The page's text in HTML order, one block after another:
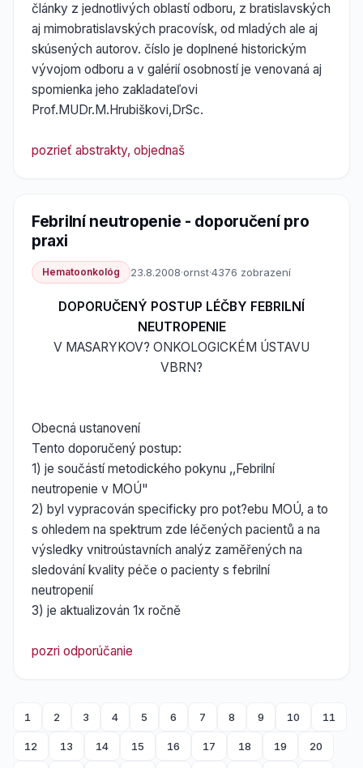
články z jednotlivých oblastí odboru, z bratislavských
aj mimobratislavských pracovísk, od mladých ale aj
skúsených autorov. číslo je doplnené historickým
vývojom odboru a v galérií osobností je venovaná aj
spomienka jeho zakladateľovi
Prof.MUDr.M.Hrubiškovi,DrSc.
pozrieť abstrakty, objednaš
Febrilní neutropenie - doporučení pro
praxi
Hematoonkológ 23.8.2008·ornst·4376 zobrazení
DOPORUČENÝ POSTUP LÉČBY FEBRILNÍ
NEUTROPENIE
V MASARYKOV? ONKOLOGICKÉM ÚSTAVU
VBRN?
Obecná ustanovení
Tento doporučený postup:
1) je součástí metodického pokynu ,,Febrilní
neutropenie v MOÚ"
2) byl vypracován specificky pro pot?ebu MOÚ, a to
s ohledem na spektrum zde léčených pacientů a na
výsledky vnitroústavních analýz zaměřených na
sledování kvality péče o pacienty s febrilní
neutropenií
3) je aktualizován 1x ročně
pozri odporúčanie
1 2 3 4 5 6 7 8 9 10 11
12 13 14 15 16 17 18 19 20